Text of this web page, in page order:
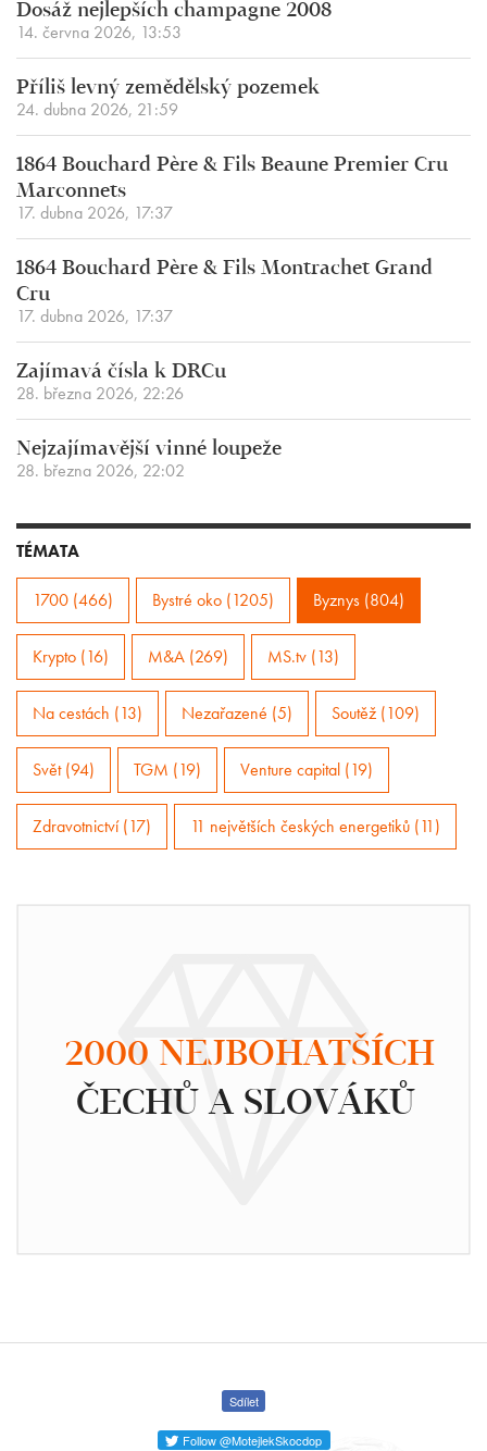
Dosáž nejlepších champagne 2008
14. června 2026, 13:53
Příliš levný zemědělský pozemek
24. dubna 2026, 21:59
1864 Bouchard Père & Fils Beaune Premier Cru
Marconnets
17. dubna 2026, 17:37
1864 Bouchard Père & Fils Montrachet Grand
Cru
17. dubna 2026, 17:37
Zajímavá čísla k DRCu
28. března 2026, 22:26
Nejzajímavější vinné loupeže
28. března 2026, 22:02
TÉMATA
1700 (466) Bystré oko (1205) Byznys (804)
Krypto (16) M&A (269) MS.tv (13)
Na cestách (13) Nezařazené (5) Soutěž (109)
Svět (94) TGM (19) Venture capital (19)
Zdravotnictví (17) 11 největších českých energetiků (11)
2000 NEJBOHATŠÍCH
ČECHŮ A SLOVÁKŮ
Sdílet
Follow @MotejlekSkocdop